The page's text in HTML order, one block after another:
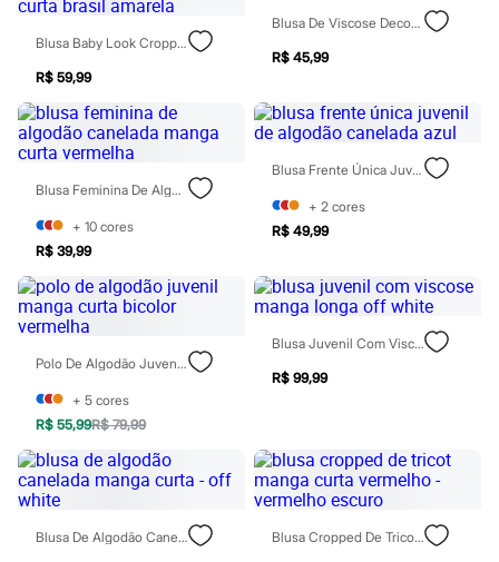
Rasteirinhas
Sandálias
Tênis
Diversão
Baby Club
Fifteen
Miss Fifteen
Moda íntima
Calcinhas
Cuecas
Meias
Pijamas
Moda praia
Biquínis e Maiôs
Blusas de proteção
Sungas
Personagens
Bluey
Disney
Hello Kitty
Homem Aranha
Minecraft
Naruto
Sonic
Blusa Baby Look Cropped Juvenil De Algodão Manga Curta Brasil Amarela
R$ 59,99
Blusa De Viscose Decote V Manga Curta Bicolor Preta
R$ 45,99
Blusa Feminina De Algodão Canelada Manga Curta Vermelha
+ 10 cores
R$ 39,99
Blusa Frente Única Juvenil De Algodão Canelada Azul
+ 2 cores
R$ 49,99
Polo De Algodão Juvenil Manga Curta Bicolor Vermelha
+ 5 cores
R$ 55,99R$ 79,99
Blusa Juvenil Com Viscose Manga Longa Off White
R$ 99,99
Blusa De Algodão Canelada Manga Curta - Off White Blusa Cropped De Tricot Manga Curta Vermelho - Vermelho Escuro